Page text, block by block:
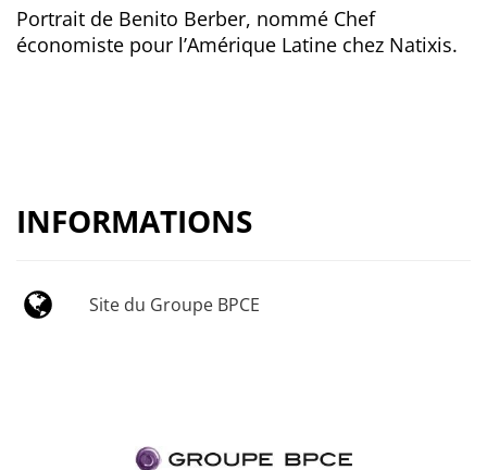
Portrait de Benito Berber, nommé Chef
économiste pour l’Amérique Latine chez Natixis.
INFORMATIONS
Site du Groupe BPCE